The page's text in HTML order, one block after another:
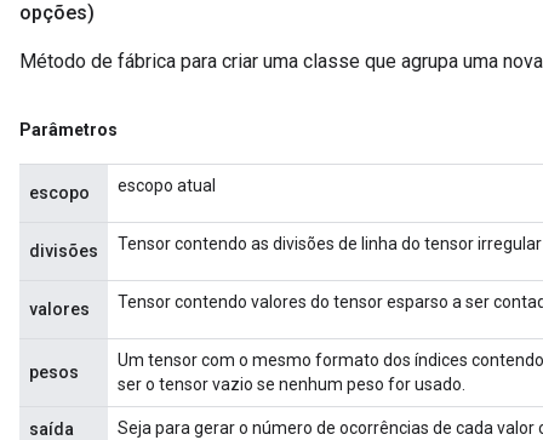
opções)
Método de fábrica para criar uma classe que agrupa uma
Parâmetros
escopo escopo atual
divisões Tensor contendo as divisões de linha do tensor
valores Tensor contendo valores do tensor esparso a ser
pesos
Um tensor com o mesmo formato dos índices
ser o tensor vazio se nenhum peso for usado.
saída
Seja para gerar o número de ocorrências de cada valor